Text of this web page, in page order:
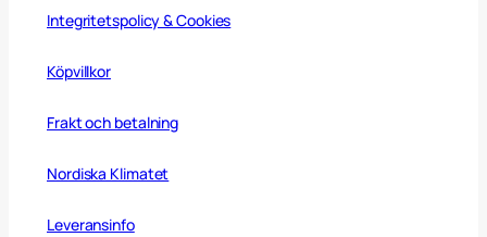
Integritetspolicy & Cookies
Köpvillkor
Frakt och betalning
Nordiska Klimatet
Leveransinfo